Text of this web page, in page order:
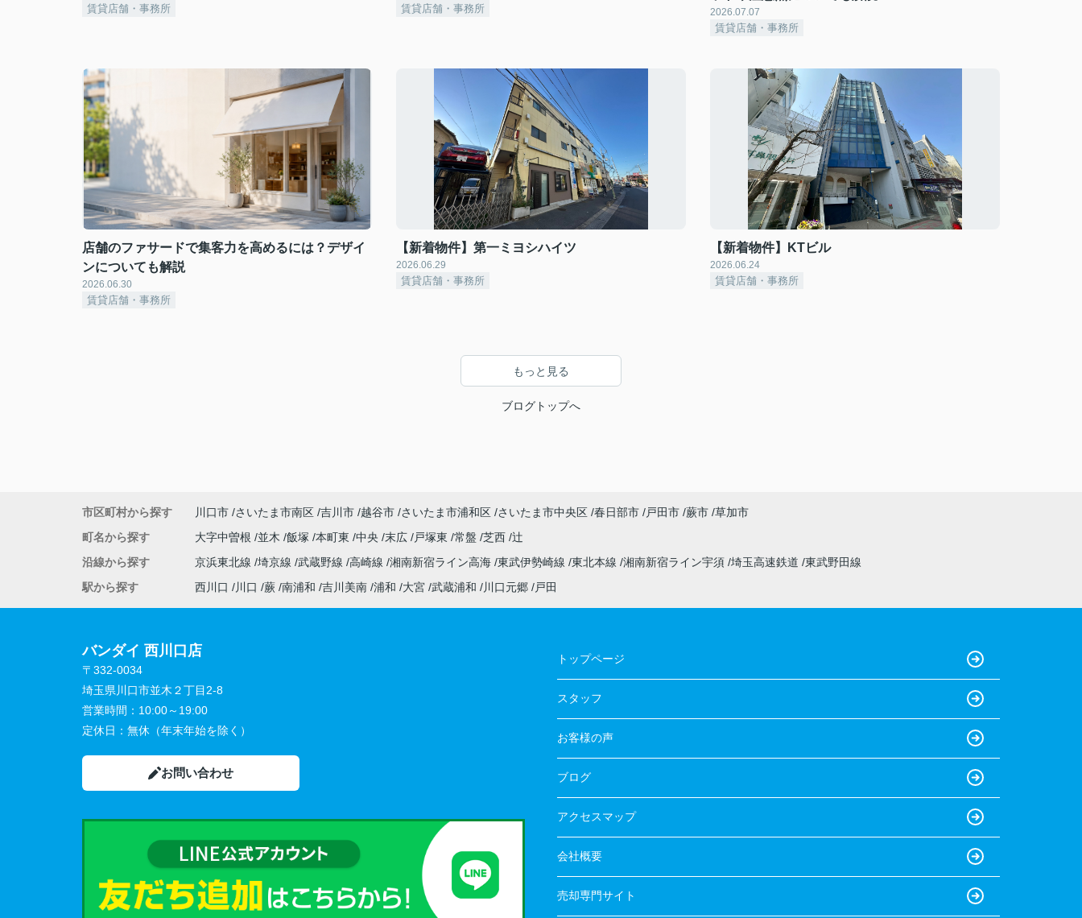
賃貸店舗・事務所 賃貸店舗・事務所 2026.07.07
賃貸店舗・事務所
店舗のファサードで集客力を高めるには？デザイ
ンについても解説
2026.06.30
賃貸店舗・事務所
【新着物件】第一ミヨシハイツ
2026.06.29
賃貸店舗・事務所
【新着物件】KTビル
2026.06.24
賃貸店舗・事務所
もっと見る
ブログトップへ
市区町村から探す 川口市 さいたま市南区 吉川市 越谷市 さいたま市浦和区 さいたま市中央区 春日部市 戸田市 蕨市 草加市
町名から探す
大字中曽根 並木 飯塚 本町東 中央 末広 戸塚東 常盤 芝西 辻
沿線から探す
京浜東北線 埼京線 武蔵野線 高崎線 湘南新宿ライン高海 東武伊勢崎線 東北本線 湘南新宿ライン宇須 埼玉高速鉄道 東武野田線
駅から探す
西川口 川口 蕨 南浦和 吉川美南 浦和 大宮 武蔵浦和 川口元郷 戸田
バンダイ 西川口店
〒332-0034
埼玉県川口市並木２丁目2-8
営業時間： 10:00～19:00
定休日： 無休（年末年始を除く）
お問い合わせ
トップページ
スタッフ
お客様の声
ブログ
アクセスマップ
会社概要
売却専門サイト